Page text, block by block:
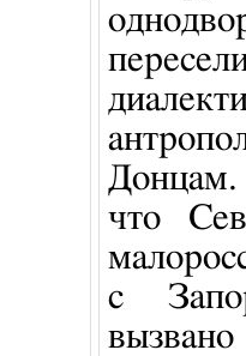
Донцам.
что
с